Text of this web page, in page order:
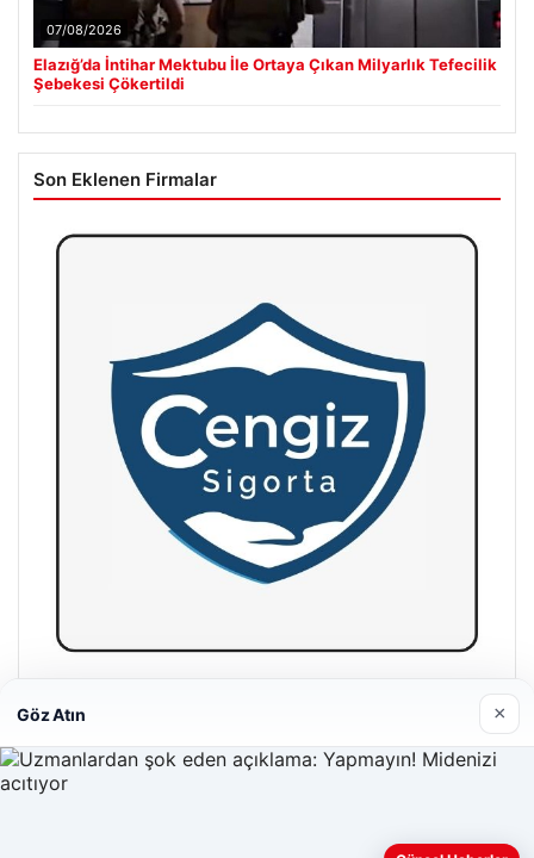
07/08/2026
Elazığ’da İntihar Mektubu İle Ortaya Çıkan Milyarlık Tefecilik
Şebekesi Çökertildi
Son Eklenen Firmalar
Hastaş Beton
Göz Atın ×